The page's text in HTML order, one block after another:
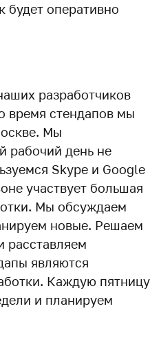
будет оперативно
разработчиков
время стендапов мы
Мы
рабочий день не
Skype и Google
участвует большая
Мы обсуждаем
новые. Решаем
расставляем
являются
Каждую пятницу
и планируем